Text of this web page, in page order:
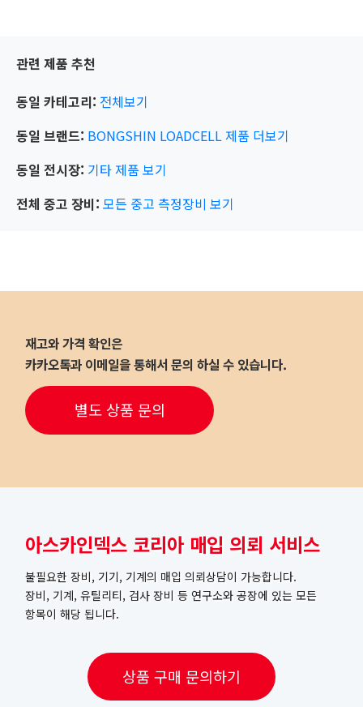
관련 제품 추천
동일 카테고리: 전체보기
동일 브랜드: BONGSHIN LOADCELL제품 더보기
동일 전시장: 기타제품 보기
전체 중고 장비: 모든 중고 측정장비 보기
재고와 가격 확인은
카카오톡과 이메일을 통해서 문의 하실 수 있습니다.
별도 상품 문의
아스카인덱스 코리아 매입 의뢰 서비스
불필요한 장비, 기기, 기계의 매입 의뢰상담이 가능합니다.
장비, 기계, 유틸리티, 검사 장비 등 연구소와 공장에 있는 모든
항목이 해당 됩니다.
상품 구매 문의하기